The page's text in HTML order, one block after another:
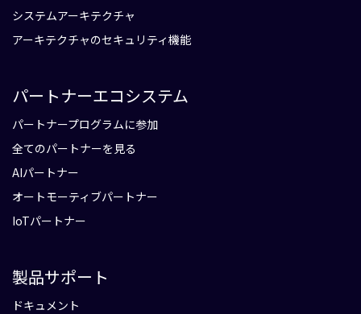
システムアーキテクチャ
アーキテクチャのセキュリティ機能
パートナーエコシステム
パートナープログラムに参加
全てのパートナーを見る
AIパートナー
オートモーティブパートナー
IoTパートナー
製品サポート
ドキュメント